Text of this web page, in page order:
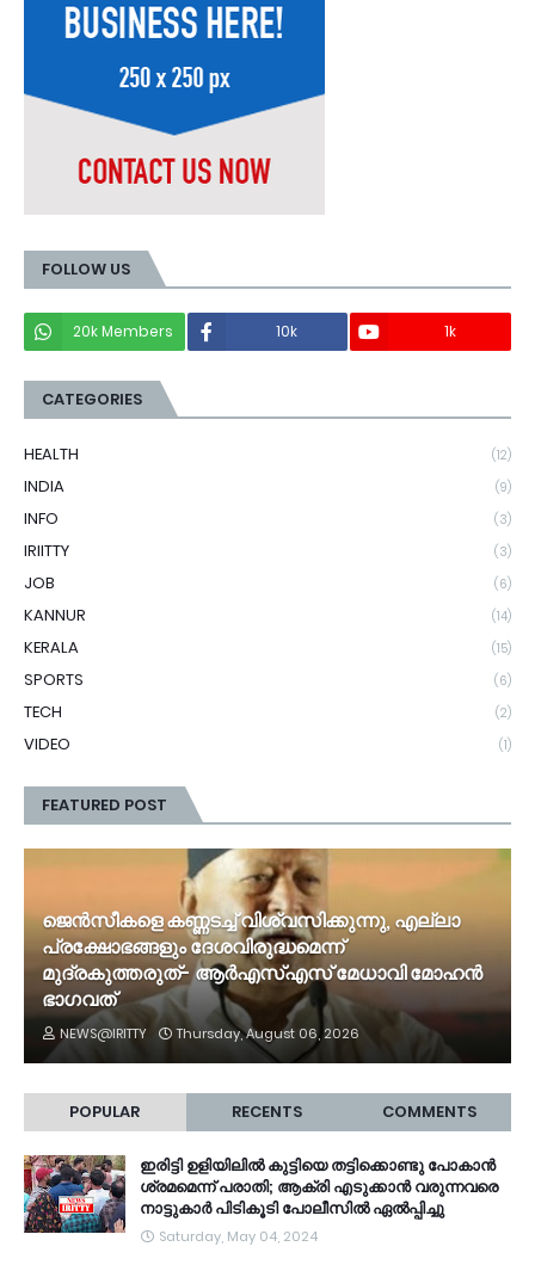
FOLLOW US
20k Members 10k 1k
CATEGORIES
HEALTH (12)
INDIA (9)
INFO (3)
IRIITTY (3)
JOB (6)
KANNUR (14)
KERALA (15)
SPORTS (6)
TECH (2)
VIDEO (1)
FEATURED POST
ജെൻസീകളെ കണ്ണടച്ച് വിശ്വസിക്കുന്നു, എല്ലാ
പ്രക്ഷോഭങ്ങളും ദേശവിരുദ്ധമെന്ന്
മുദ്രകുത്തരുത്- ആർഎസ്എസ് മേധാവി മോഹൻ
ഭാ​ഗവത്
NEWS@IRITTY Thursday, August 06, 2026
POPULAR RECENTS COMMENTS
ഇരിട്ടി ഉളിയിലിൽ കുട്ടിയെ തട്ടിക്കൊണ്ടു പോകാൻ
ശ്രമമെന്ന് പരാതി; ആക്രി എടുക്കാൻ വരുന്നവരെ
നാട്ടുകാർ പിടികൂടി പോലീസിൽ ഏൽപ്പിച്ചു
Saturday, May 04, 2024